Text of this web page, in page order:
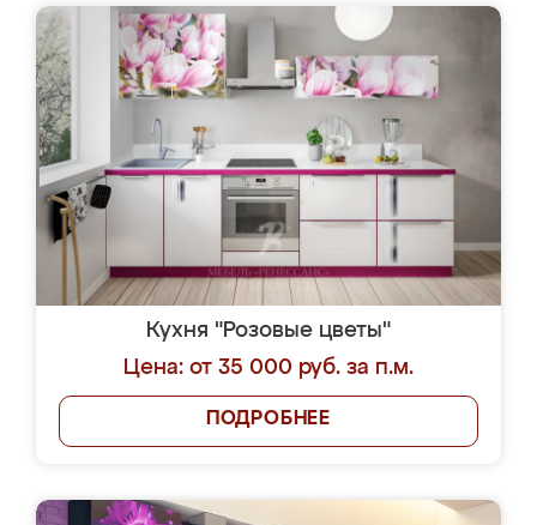
Кухня "Розовые цветы"
Цена: от 35 000 руб. за п.м.
ПОДРОБНЕЕ